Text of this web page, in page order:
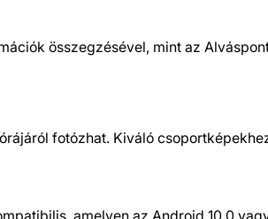
összegzésével, mint az
fotózhat. Kiváló
amelyen az Android 10.0